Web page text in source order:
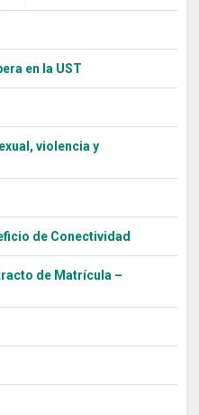
en la UST
violencia y
de Conectividad
de Matrícula –